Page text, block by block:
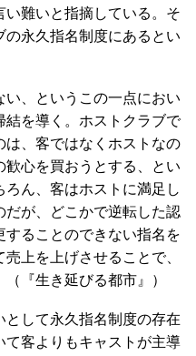
い難いと指摘している。そ
永久指名制度にあるとい
い、というこの一点におい
を導く。ホストクラブで
、客ではなくホストなの
心を買おうとする、とい
ろん、客はホストに満足し
だが、どこかで逆転した認
ることのできない指名を
上を上げさせることで、
『生き延びる都市』）
して永久指名制度の存在
て客よりもキャストが主導